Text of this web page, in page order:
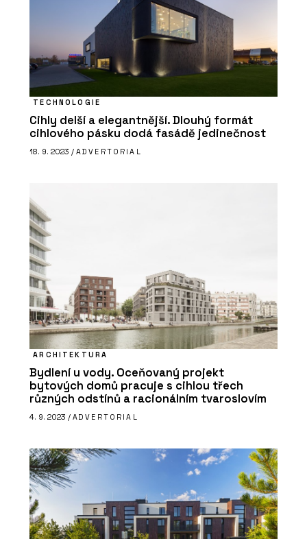
TECHNOLOGIE
Cihly delší a elegantnější. Dlouhý formát
cihlového pásku dodá fasádě jedinečnost
18. 9. 2023 / ADVERTORIAL
ARCHITEKTURA
Bydlení u vody. Oceňovaný projekt
bytových domů pracuje s cihlou třech
různých odstínů a racionálním tvaroslovím
4. 9. 2023 / ADVERTORIAL